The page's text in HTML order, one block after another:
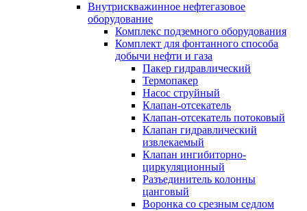
Внутрискважинное нефтегазовое
оборудование
Комплекс подземного оборудования
Комплект для фонтанного способа
добычи нефти и газа
Пакер гидравлический
Термопакер
Насос струйный
Клапан-отсекатель
Клапан-отсекатель потоковый
Клапан гидравлический
извлекаемый
Клапан ингибиторно-
циркуляционный
Разъединитель колонны
цанговый
Воронка со срезным седлом